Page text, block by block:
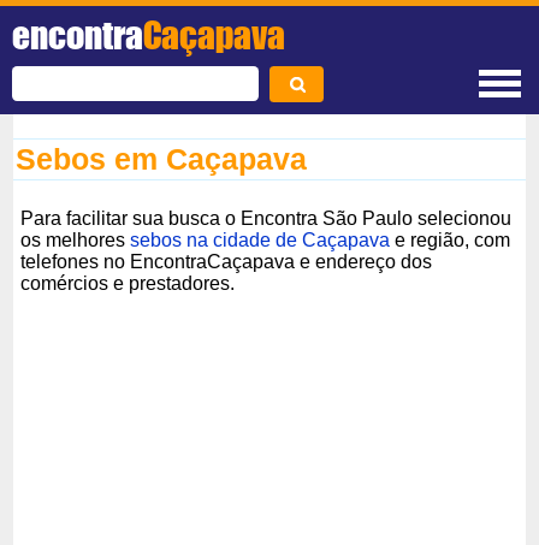
encontraCaçapava
Sebos em Caçapava
Para facilitar sua busca o Encontra São Paulo selecionou
os melhoressebos na cidade de Caçapava e região, com
telefones no EncontraCaçapava e endereço dos
comércios e prestadores.